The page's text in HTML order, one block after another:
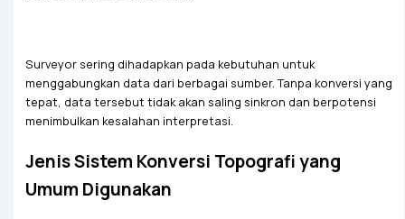
Surveyor sering dihadapkan pada kebutuhan untuk
menggabungkan data dari berbagai sumber. Tanpa konversi yang
tepat, data tersebut tidak akan saling sinkron dan berpotensi
menimbulkan kesalahan interpretasi.
Jenis Sistem Konversi Topografi yang
Umum Digunakan